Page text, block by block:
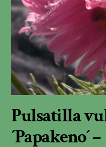
Pulsatilla
´Papakeno´ –